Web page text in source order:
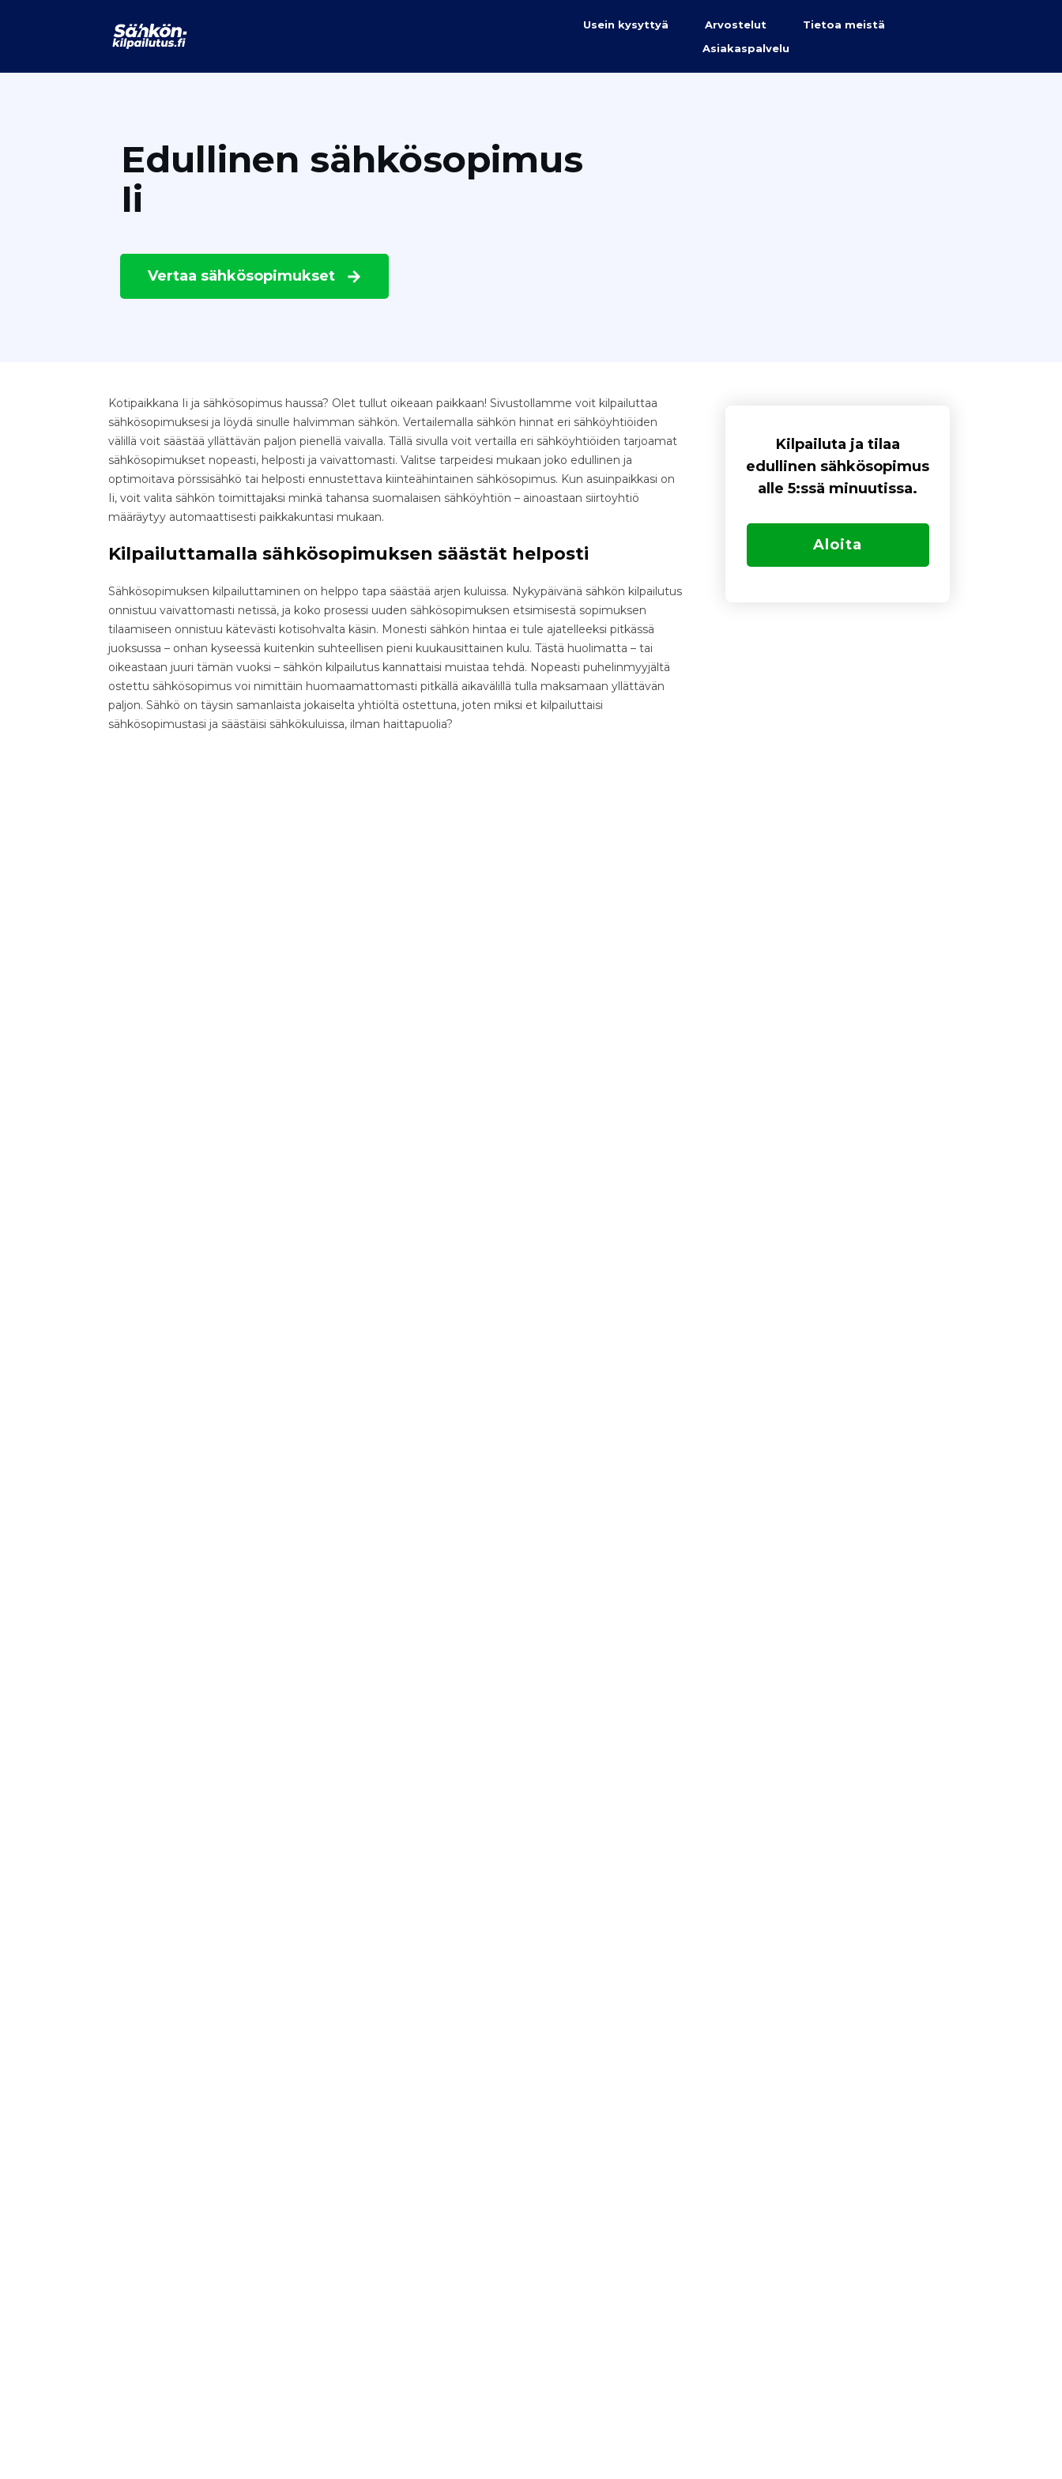
Usein kysyttyä Arvostelut
Tietoa meistä
Asiakaspalvelu
Edullinen sähkösopimus
Ii
Vertaa sähkösopimukset
Kotipaikkana Ii ja sähkösopimus haussa? Olet tullut oikeaan paikkaan! Sivustollamme voit kilpailuttaa
sähkösopimuksesi ja löydä sinulle halvimman sähkön. Vertailemalla sähkön hinnat eri sähköyhtiöiden
välillä voit säästää yllättävän paljon pienellä vaivalla. Tällä sivulla voit vertailla eri sähköyhtiöiden tarjoamat
sähkösopimukset nopeasti, helposti ja vaivattomasti. Valitse tarpeidesi mukaan joko edullinen ja
optimoitava pörssisähkö tai helposti ennustettava kiinteähintainen sähkösopimus. Kun asuinpaikkasi on
Ii, voit valita sähkön toimittajaksi minkä tahansa suomalaisen sähköyhtiön – ainoastaan siirtoyhtiö
määräytyy automaattisesti paikkakuntasi mukaan.
Kilpailuttamalla sähkösopimuksen säästät helposti
Sähkösopimuksen kilpailuttaminen on helppo tapa säästää arjen kuluissa. Nykypäivänä sähkön kilpailutus
onnistuu vaivattomasti netissä, ja koko prosessi uuden sähkösopimuksen etsimisestä sopimuksen
tilaamiseen onnistuu kätevästi kotisohvalta käsin. Monesti sähkön hintaa ei tule ajatelleeksi pitkässä
juoksussa – onhan kyseessä kuitenkin suhteellisen pieni kuukausittainen kulu. Tästä huolimatta – tai
oikeastaan juuri tämän vuoksi – sähkön kilpailutus kannattaisi muistaa tehdä. Nopeasti puhelinmyyjältä
ostettu sähkösopimus voi nimittäin huomaamattomasti pitkällä aikavälillä tulla maksamaan yllättävän
paljon. Sähkö on täysin samanlaista jokaiselta yhtiöltä ostettuna, joten miksi et kilpailuttaisi
sähkösopimustasi ja säästäisi sähkökuluissa, ilman haittapuolia?
Kilpailuta ja tilaa
edullinen sähkösopimus
alle 5:ssä minuutissa.
Aloita